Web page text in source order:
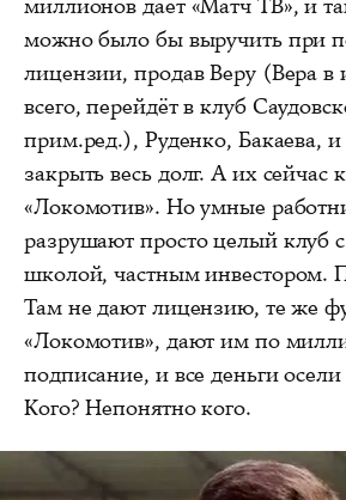
миллионов даёт «Матч ТВ», и
можно было бы выручить при
лицензии, продав Веру (Вера в
всего, перейдёт в клуб
прим.ред.), Руденко, Бакаева,
закрыть весь долг. А их сейчас
«Локомотив». Но умные
разрушают просто целый клуб
школой, частным инвестором.
Там не дают лицензию, те же
«Локомотив», дают им по
подписание, и все деньги
Кого? Непонятно кого.